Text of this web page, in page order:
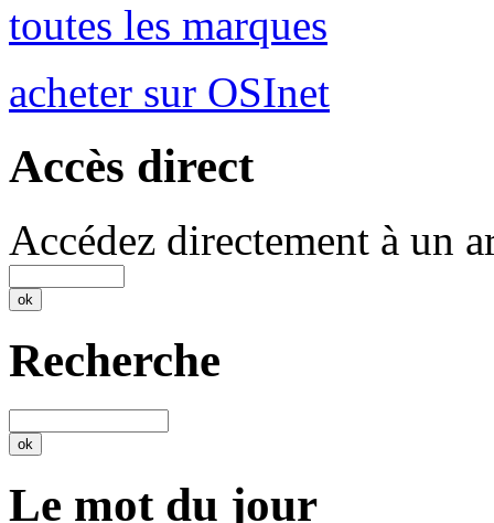
toutes les marques
acheter sur OSInet
Accès direct
Accédez directement à un
Recherche
Le mot du jour